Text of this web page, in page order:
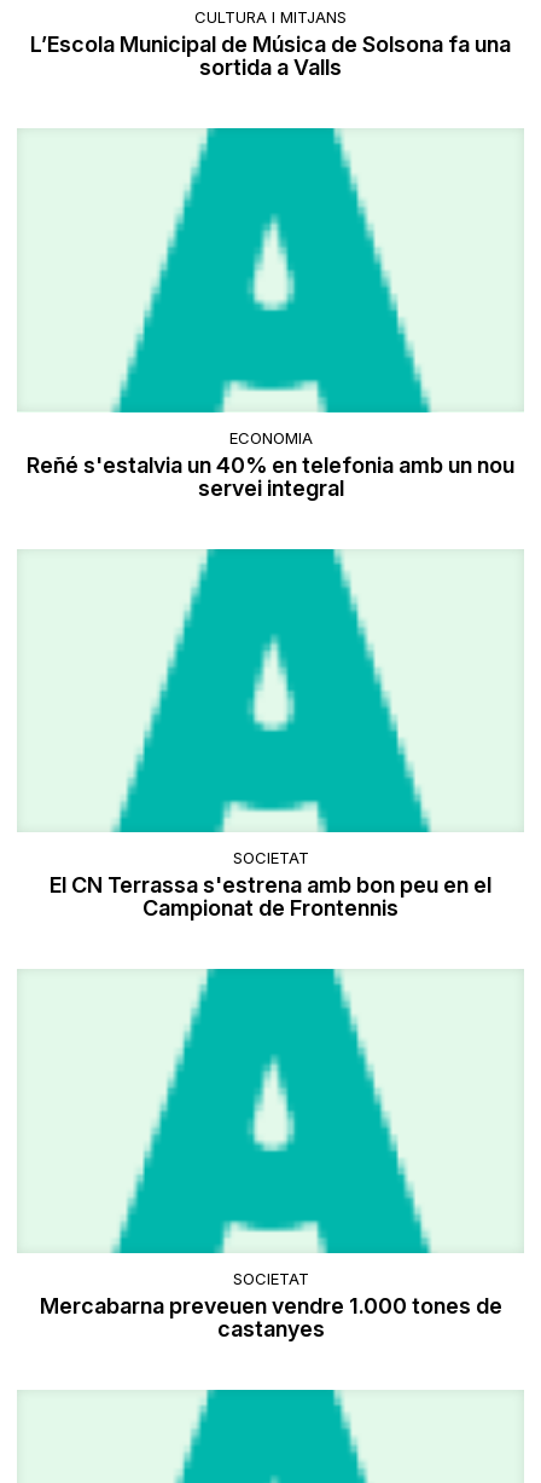
CULTURA I MITJANS
L’Escola Municipal de Música de Solsona fa una
sortida a Valls
ECONOMIA
Reñé s'estalvia un 40% en telefonia amb un nou
servei integral
SOCIETAT
El CN Terrassa s'estrena amb bon peu en el
Campionat de Frontennis
SOCIETAT
Mercabarna preveuen vendre 1.000 tones de
castanyes